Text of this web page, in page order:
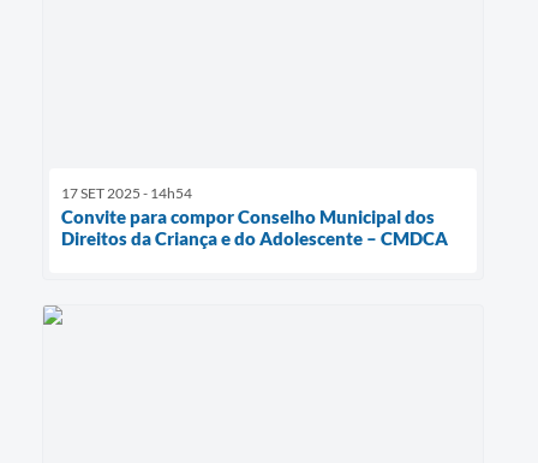
17 SET 2025 - 14h54
Convite para compor Conselho Municipal dos
Direitos da Criança e do Adolescente – CMDCA